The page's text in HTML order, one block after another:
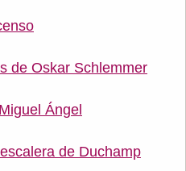
de Oskar Schlemmer
Ángel
de Duchamp